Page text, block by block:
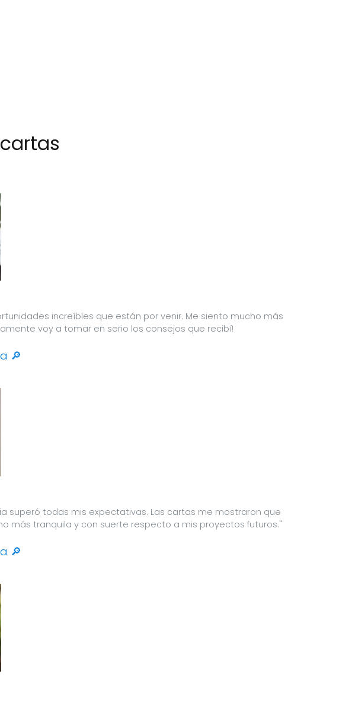
increíbles que están por venir. Me siento mucho más
voy a tomar en serio los consejos que recibí!
🔎
superó todas mis expectativas. Las cartas me mostraron que
más tranquila y con suerte respecto a mis proyectos futuros."
🔎